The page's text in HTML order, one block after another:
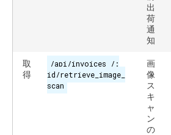
出
荷
通
知
取
得
/api/invoices /:
id/retrieve_image_
scan
画
像
ス
キ
ャ
ン
の